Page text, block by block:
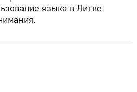
языка в Литве